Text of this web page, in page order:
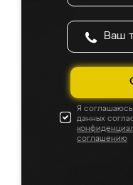
Я
данных
соглашению